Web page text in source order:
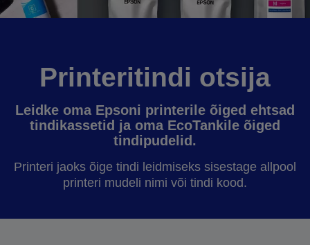
Printeritindi otsija
Leidke oma Epsoni printerile õiged ehtsad
tindikassetid ja oma EcoTankile õiged
tindipudelid.
Printeri jaoks õige tindi leidmiseks sisestage allpool
printeri mudeli nimi või tindi kood.